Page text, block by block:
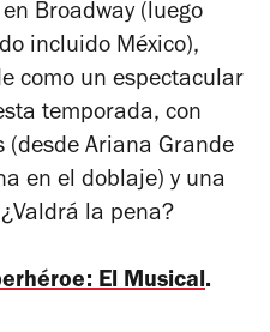
Broadway (luego
incluido México),
como un espectacular
temporada, con
(desde Ariana Grande
en el doblaje) y una
la pena?
El Musical.